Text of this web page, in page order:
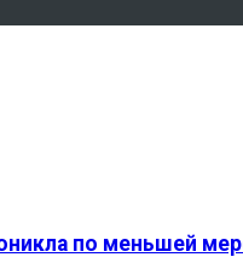
по меньшей